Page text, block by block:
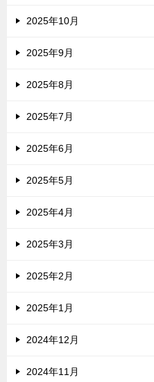
2025年10月
2025年9月
2025年8月
2025年7月
2025年6月
2025年5月
2025年4月
2025年3月
2025年2月
2025年1月
2024年12月
2024年11月